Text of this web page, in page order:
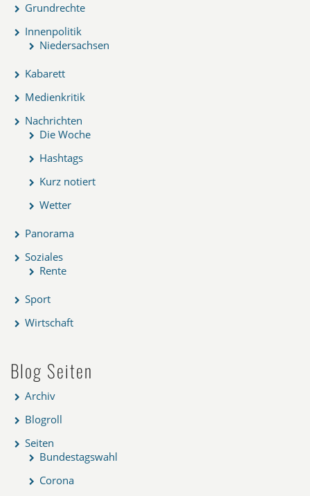
Grundrechte
Innenpolitik
Niedersachsen
Kabarett
Medienkritik
Nachrichten
Die Woche
Hashtags
Kurz notiert
Wetter
Panorama
Soziales
Rente
Sport
Wirtschaft
Blog Seiten
Archiv
Blogroll
Seiten
Bundestagswahl
Corona